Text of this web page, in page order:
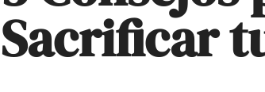
Sacrificar